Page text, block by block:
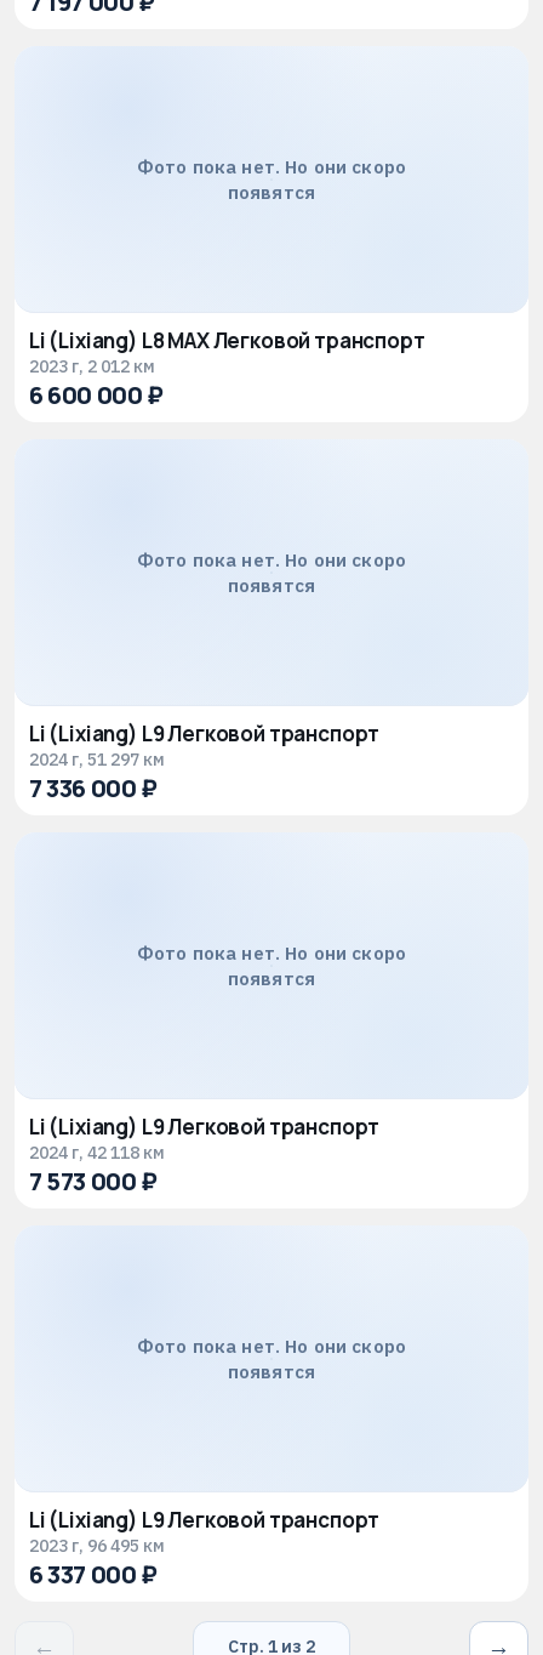
Фото пока нет. Но они скоро
появятся
Li (Lixiang) L8 MAX Легковой транспорт
2023 г, 2 012 км
6 600 000 ₽
Фото пока нет. Но они скоро
появятся
Li (Lixiang) L9 Легковой транспорт
2024 г, 51 297 км
7 336 000 ₽
Фото пока нет. Но они скоро
появятся
Li (Lixiang) L9 Легковой транспорт
2024 г, 42 118 км
7 573 000 ₽
Фото пока нет. Но они скоро
появятся
Li (Lixiang) L9 Легковой транспорт
2023 г, 96 495 км
6 337 000 ₽
← Стр. 1 из 2 →